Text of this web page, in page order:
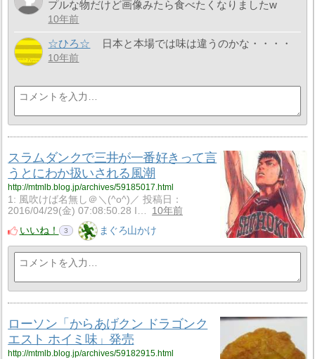
プルな物だけど画像みたら食べたくなりましたw
10年前
☆ひろ☆ 日本と本場では味は違うのかな・・・・
10年前
スラムダンクで三井が一番好きって言
うとにわか扱いされる風潮
http://mtmlb.blog.jp/archives/59185017.html
1: 風吹けば名無し＠＼(^o^)／ 投稿日：
2016/04/29(金) 07:08:50.28 I…
10年前
いいね！
3 まぐろ山かけ
ローソン「からあげクン ドラゴンク
エスト ホイミ味」発売
http://mtmlb.blog.jp/archives/59182915.html